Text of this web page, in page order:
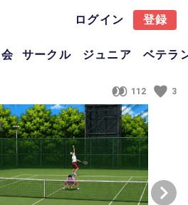
ログイン 登録
サークル ジュニア ベテラ
112 3